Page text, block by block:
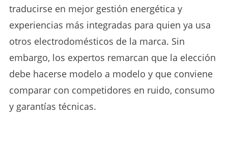
traducirse en mejor gestión energética y
experiencias más integradas para quien ya usa
otros electrodomésticos de la marca. Sin
embargo, los expertos remarcan que la elección
debe hacerse modelo a modelo y que conviene
comparar con competidores en ruido, consumo
y garantías técnicas.